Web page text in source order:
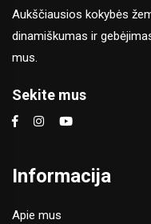
Aukščiausios kokybės
dinamiškumas ir
mus.
Sekite mus
Informacija
Apie mus